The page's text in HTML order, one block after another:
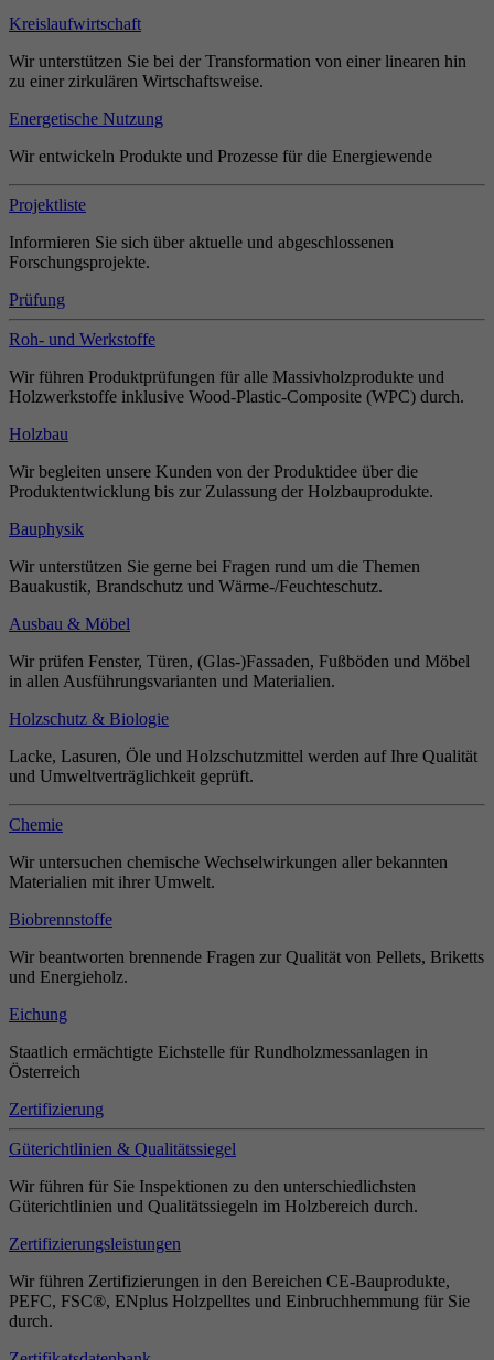
Kreislaufwirtschaft
Wir unterstützen Sie bei der Transformation von einer linearen hin
zu einer zirkulären Wirtschaftsweise.
Energetische Nutzung
Wir entwickeln Produkte und Prozesse für die Energiewende
Projektliste
Informieren Sie sich über aktuelle und abgeschlossenen
Forschungsprojekte.
Prüfung
Roh- und Werkstoffe
Wir führen Produktprüfungen für alle Massivholzprodukte und
Holzwerkstoffe inklusive Wood-Plastic-Composite (WPC) durch.
Holzbau
Wir begleiten unsere Kunden von der Produktidee über die
Produktentwicklung bis zur Zulassung der Holzbauprodukte.
Bauphysik
Wir unterstützen Sie gerne bei Fragen rund um die Themen
Bauakustik, Brandschutz und Wärme-/Feuchteschutz.
Ausbau & Möbel
Wir prüfen Fenster, Türen, (Glas-)Fassaden, Fußböden und Möbel
in allen Ausführungsvarianten und Materialien.
Holzschutz & Biologie
Lacke, Lasuren, Öle und Holzschutzmittel werden auf Ihre Qualität
und Umweltverträglichkeit geprüft.
Chemie
Wir untersuchen chemische Wechselwirkungen aller bekannten
Materialien mit ihrer Umwelt.
Biobrennstoffe
Wir beantworten brennende Fragen zur Qualität von Pellets, Briketts
und Energieholz.
Eichung
Staatlich ermächtigte Eichstelle für Rundholzmessanlagen in
Österreich
Zertifizierung
Güterichtlinien & Qualitätssiegel
Wir führen für Sie Inspektionen zu den unterschiedlichsten
Güterichtlinien und Qualitätssiegeln im Holzbereich durch.
Zertifizierungsleistungen
Wir führen Zertifizierungen in den Bereichen CE-Bauprodukte,
PEFC, FSC®, ENplus Holzpelltes und Einbruchhemmung für Sie
durch.